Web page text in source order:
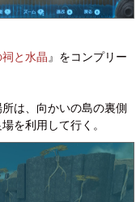
と水晶 』をコンプリー
は、向かいの島の裏側
を利用して行く。